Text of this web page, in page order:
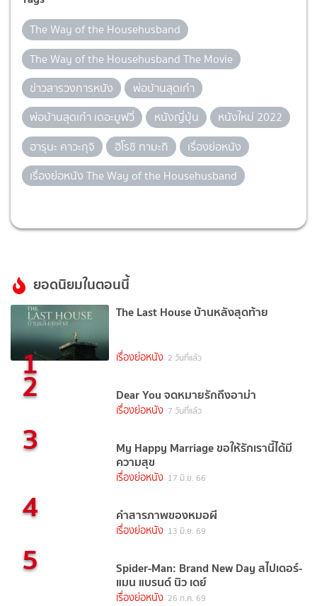
The Way of the Househusband
The Way of the Househusband The Movie
ข่าวสารวงการหนัง
พ่อบ้านสุดเก๋า
พ่อบ้านสุดเก๋า เดอะมูฟวี่
หนังญี่ปุ่น
หนังใหม่ 2022
ฮารุนะ คาวะกุจิ
ฮิโรชิ ทามะกิ
เรื่องย่อหนัง
เรื่องย่อหนัง The Way of the Househusband
ยอดนิยมในตอนนี้
1
The Last House บ้านหลังสุดท้าย
เรื่องย่อหนัง 2 วันที่แล้ว
2 Dear You จดหมายรักถึงอาม่า
เรื่องย่อหนัง 7 วันที่แล้ว
3 My Happy Marriage ขอให้รักเรานี้ได้มี
ความสุข
เรื่องย่อหนัง 17 มิ.ย. 66
4 คำสารภาพของหมอผี
เรื่องย่อหนัง 13 มิ.ย. 69
5 Spider-Man: Brand New Day สไปเดอร์-
แมน แบรนด์ นิว เดย์
เรื่องย่อหนัง 26 ก.ค. 69